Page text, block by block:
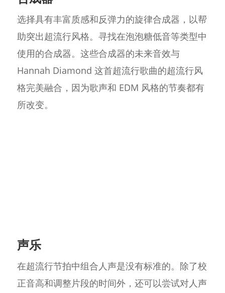
选择具有丰富质感和反弹力的旋律合成器，以帮
助突出超流行风格。寻找在泡泡糖低音等类型中
使用的合成器。这些合成器的未来音效与
Hannah Diamond 这首超流行歌曲的超流行风
格完美融合，因为歌声和 EDM 风格的节奏都有
所改变。
声乐
在超流行节拍中组合人声是没有标准的。除了校
正音高和调整片段的时间外，还可以尝试对人声